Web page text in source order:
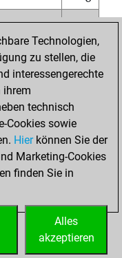
0
0
0
0
0
Technologien,
zu stellen, die
interessengerechte
ihrem
technisch
Cookies sowie
Hierkönnen Sie der
Marketing-Cookies
finden Sie in
Alles
akzeptieren